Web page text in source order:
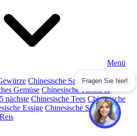
Menü
Chinesische Saucen Chinesische
Gemüse Chinesische Pasten &
nächste Chinesische Tees Chinesische
Essige Chinesische Snacks
Fragen Sie hier!